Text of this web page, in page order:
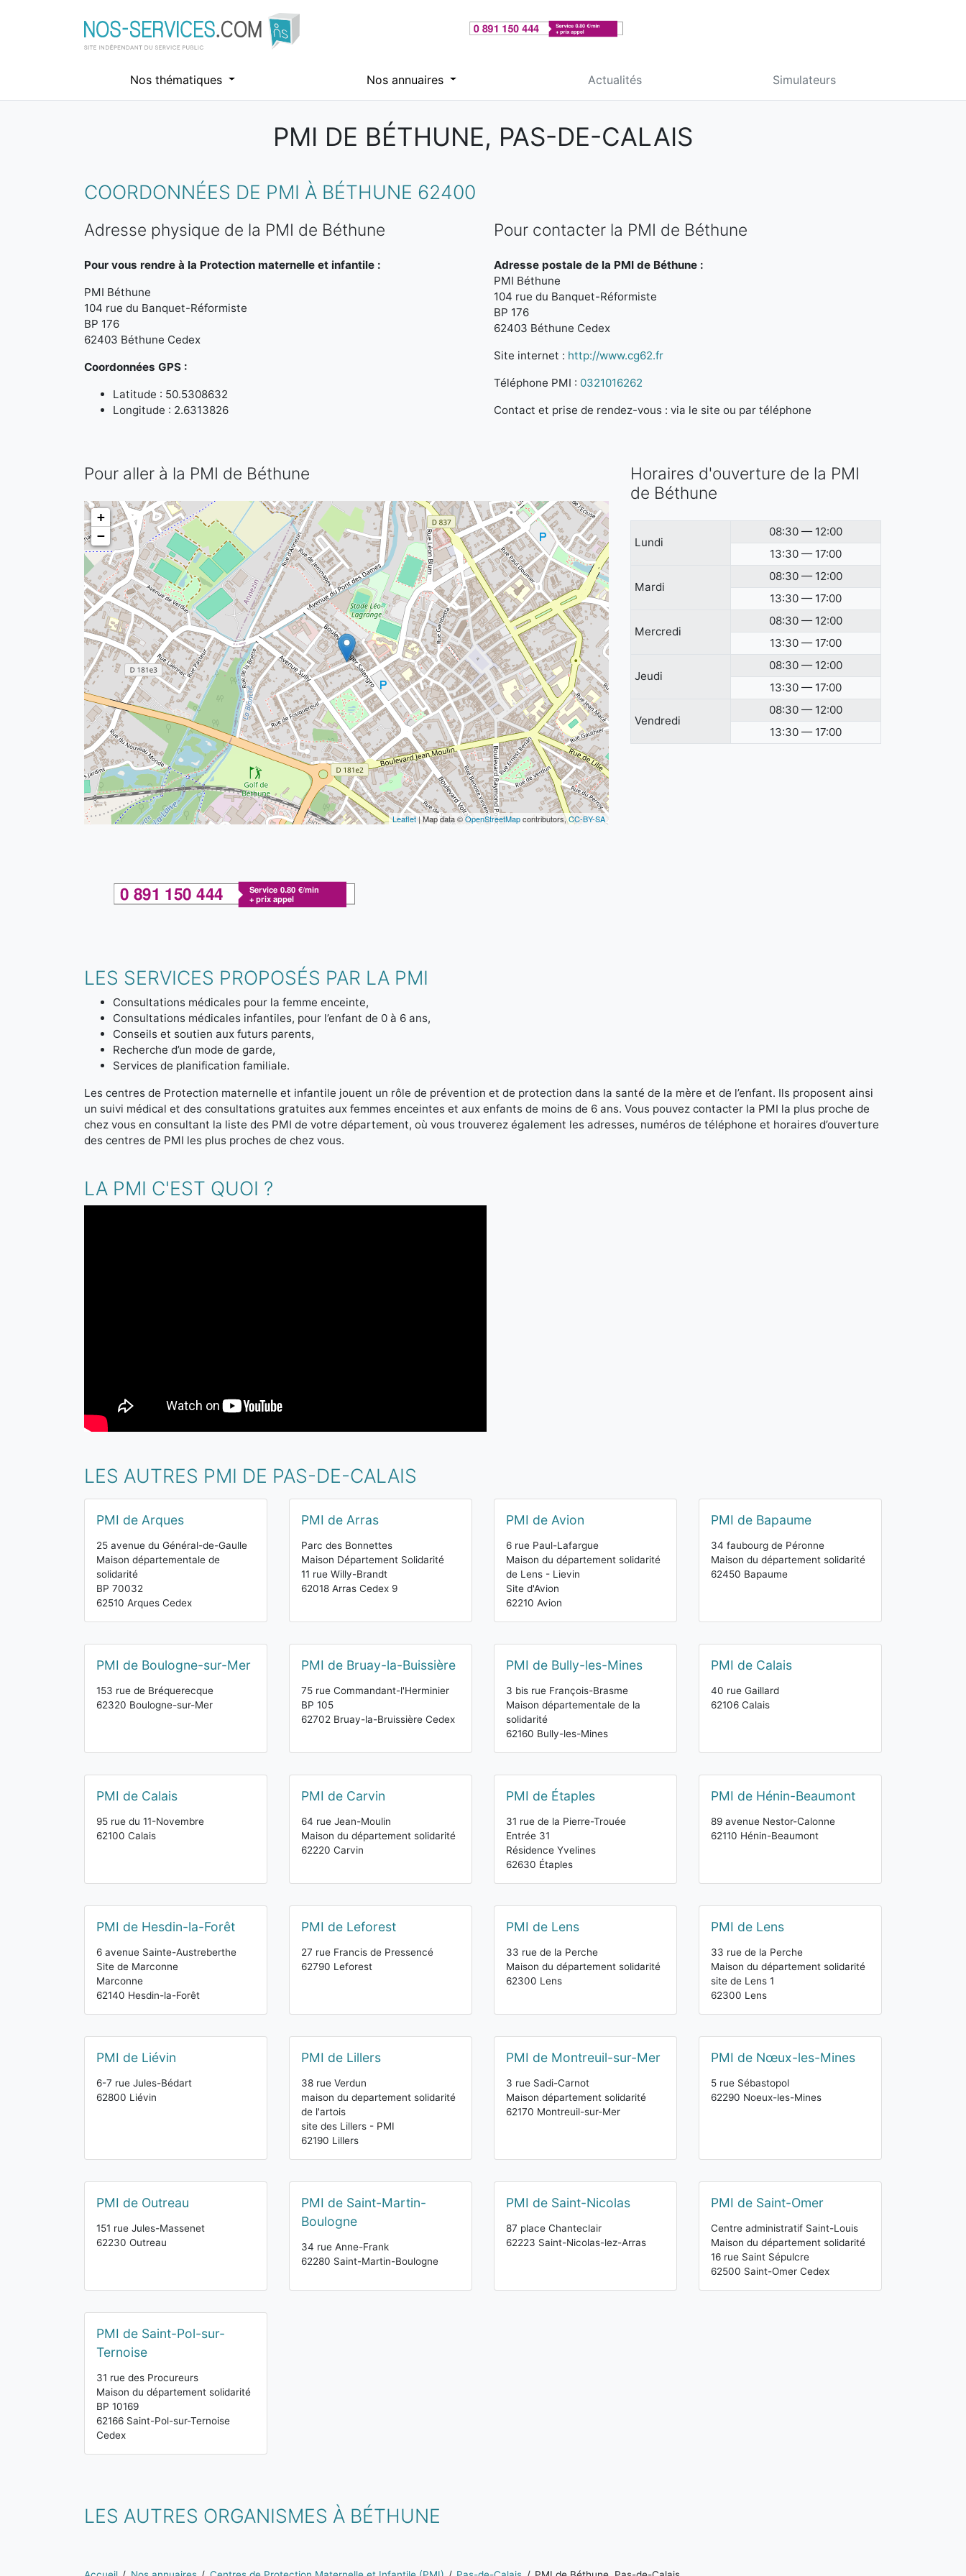
Nos thématiques Nos annuaires Actualités Simulateurs
PMI DE BÉTHUNE, PAS-DE-CALAIS
COORDONNÉES DE PMI À BÉTHUNE 62400
Adresse physique de la PMI de Béthune
Pour vous rendre à la Protection maternelle et infantile :
PMI Béthune
104 rue du Banquet-Réformiste
BP 176
62403 Béthune Cedex
Coordonnées GPS :
Latitude : 50.5308632
Longitude : 2.6313826
Pour contacter la PMI de Béthune
Adresse postale de la PMI de Béthune :
PMI Béthune
104 rue du Banquet-Réformiste
BP 176
62403 Béthune Cedex
Site internet : http://www.cg62.fr
Téléphone PMI : 0321016262
Contact et prise de rendez-vous : via le site ou par téléphone
Pour aller à la PMI de Béthune
+
−
Leaflet| Map data ©OpenStreetMapcontributors,CC-BY-SA
Horaires d'ouverture de la PMI
de Béthune
Lundi
08:30 — 12:00
13:30 — 17:00
Mardi
08:30 — 12:00
13:30 — 17:00
Mercredi
08:30 — 12:00
13:30 — 17:00
Jeudi
08:30 — 12:00
13:30 — 17:00
Vendredi
08:30 — 12:00
13:30 — 17:00
LES SERVICES PROPOSÉS PAR LA PMI
Consultations médicales pour la femme enceinte,
Consultations médicales infantiles, pour l’enfant de 0 à 6 ans,
Conseils et soutien aux futurs parents,
Recherche d’un mode de garde,
Services de planification familiale.
Les centres de Protection maternelle et infantile jouent un rôle de prévention et de protection dans la santé de la mère et de l’enfant. Ils proposent ainsi
un suivi médical et des consultations gratuites aux femmes enceintes et aux enfants de moins de 6 ans. Vous pouvez contacter la PMI la plus proche de
chez vous en consultant la liste des PMI de votre département, où vous trouverez également les adresses, numéros de téléphone et horaires d’ouverture
des centres de PMI les plus proches de chez vous.
LA PMI C'EST QUOI ?
LES AUTRES PMI DE PAS-DE-CALAIS
PMI de Arques
25 avenue du Général-de-Gaulle
Maison départementale de
solidarité
BP 70032
62510 Arques Cedex
PMI de Arras
Parc des Bonnettes
Maison Département Solidarité
11 rue Willy-Brandt
62018 Arras Cedex 9
PMI de Avion
6 rue Paul-Lafargue
Maison du département solidarité
de Lens - Lievin
Site d'Avion
62210 Avion
PMI de Bapaume
34 faubourg de Péronne
Maison du département solidarité
62450 Bapaume
PMI de Boulogne-sur-Mer
153 rue de Bréquerecque
62320 Boulogne-sur-Mer
PMI de Bruay-la-Buissière
75 rue Commandant-l'Herminier
BP 105
62702 Bruay-la-Bruissière Cedex
PMI de Bully-les-Mines
3 bis rue François-Brasme
Maison départementale de la
solidarité
62160 Bully-les-Mines
PMI de Calais
40 rue Gaillard
62106 Calais
PMI de Calais
95 rue du 11-Novembre
62100 Calais
PMI de Carvin
64 rue Jean-Moulin
Maison du département solidarité
62220 Carvin
PMI de Étaples
31 rue de la Pierre-Trouée
Entrée 31
Résidence Yvelines
62630 Étaples
PMI de Hénin-Beaumont
89 avenue Nestor-Calonne
62110 Hénin-Beaumont
PMI de Hesdin-la-Forêt
6 avenue Sainte-Austreberthe
Site de Marconne
Marconne
62140 Hesdin-la-Forêt
PMI de Leforest
27 rue Francis de Pressencé
62790 Leforest
PMI de Lens
33 rue de la Perche
Maison du département solidarité
62300 Lens
PMI de Lens
33 rue de la Perche
Maison du département solidarité
site de Lens 1
62300 Lens
PMI de Liévin
6-7 rue Jules-Bédart
62800 Liévin
PMI de Lillers
38 rue Verdun
maison du departement solidarité
de l'artois
site des Lillers - PMI
62190 Lillers
PMI de Montreuil-sur-Mer
3 rue Sadi-Carnot
Maison département solidarité
62170 Montreuil-sur-Mer
PMI de Nœux-les-Mines
5 rue Sébastopol
62290 Noeux-les-Mines
PMI de Outreau
151 rue Jules-Massenet
62230 Outreau
PMI de Saint-Martin-
Boulogne
34 rue Anne-Frank
62280 Saint-Martin-Boulogne
PMI de Saint-Nicolas
87 place Chanteclair
62223 Saint-Nicolas-lez-Arras
PMI de Saint-Omer
Centre administratif Saint-Louis
Maison du département solidarité
16 rue Saint Sépulcre
62500 Saint-Omer Cedex
PMI de Saint-Pol-sur-
Ternoise
31 rue des Procureurs
Maison du département solidarité
BP 10169
62166 Saint-Pol-sur-Ternoise
Cedex
LES AUTRES ORGANISMES À BÉTHUNE
Vous êtes ici: